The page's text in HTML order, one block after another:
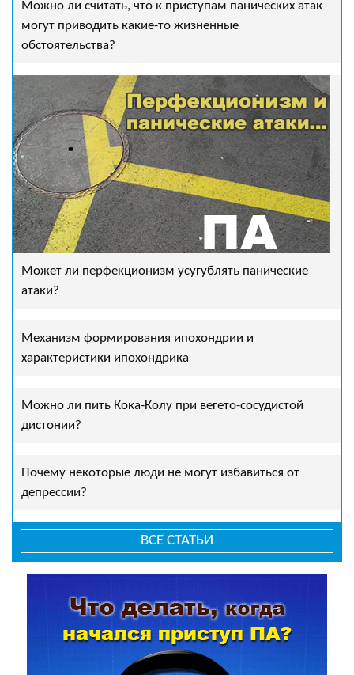
Можно ли считать, что к приступам панических атак
могут приводить какие-то жизненные
обстоятельства?
Может ли перфекционизм усугублять панические
атаки?
Механизм формирования ипохондрии и
характеристики ипохондрика
Можно ли пить Кока-Колу при вегето-сосудистой
дистонии?
Почему некоторые люди не могут избавиться от
депрессии?
ВСЕ СТАТЬИ